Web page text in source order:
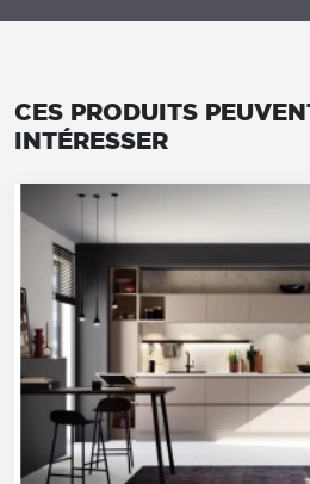
CES PRODUITS
INTÉRESSER